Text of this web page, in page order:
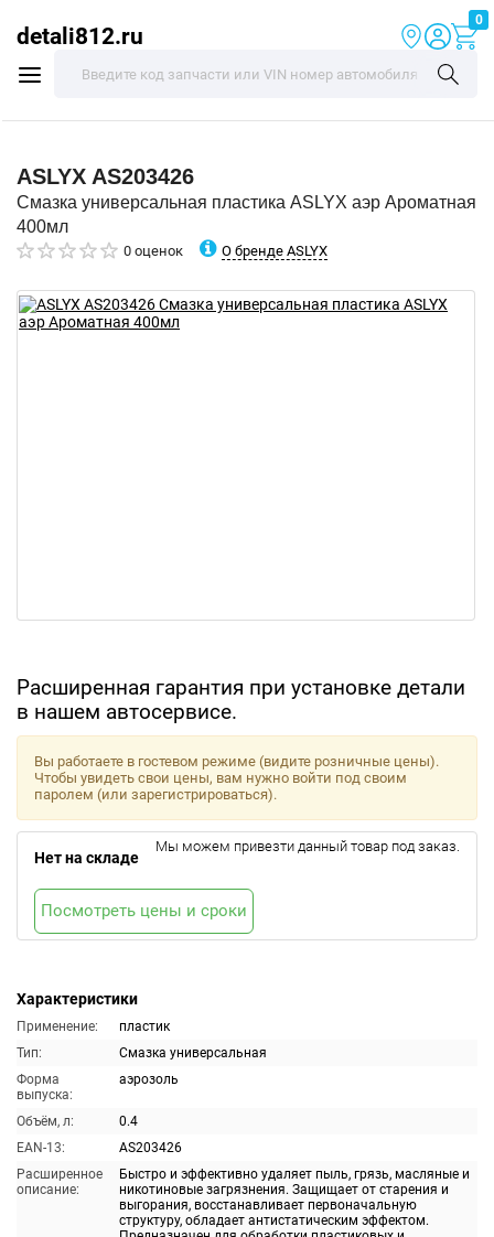
detali812.ru
0
ASLYX AS203426
Смазка универсальная пластика ASLYX аэр Ароматная
400мл
0 оценок О бренде ASLYX
Расширенная гарантия при установке детали
в нашем автосервисе.
Характеристики
Применение:
пластик
Тип:
Смазка универсальная
Форма
выпуска:
аэрозоль
Объём, л:
0.4
EAN-13:
AS203426
Расширенное
описание:
Быстро и эффективно удаляет пыль, грязь, масляные и
никотиновые загрязнения. Защищает от старения и
выгорания, восстанавливает первоначальную
структуру, обладает антистатическим эффектом.
Вы работаете в гостевом режиме (видите розничные цены).
Чтобы увидеть свои цены, вам нужно войти под своим
паролем (или зарегистрироваться).
Нет на складе
Мы можем привезти данный товар под заказ.
Посмотреть цены и сроки